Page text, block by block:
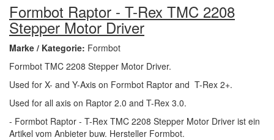
Formbot Raptor - T-Rex TMC 2208
Stepper Motor Driver
Marke / Kategorie: Formbot
Formbot TMC 2208 Stepper Motor Driver.
Used for X- and Y-Axis on Formbot Raptor and T-Rex 2+.
Used for all axis on Raptor 2.0 and T-Rex 3.0.
- Formbot Raptor - T-Rex TMC 2208 Stepper Motor Driver ist ein
Artikel vom Anbieter buw. Hersteller Formbot.